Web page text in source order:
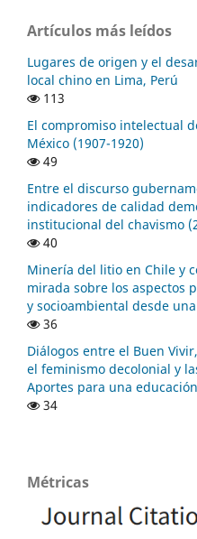
Artículos más leídos
Lugares de origen y el
local chino en Lima, Perú
113
El compromiso intelectual
México (1907-1920)
49
Entre el discurso
indicadores de calidad
institucional del chavismo
40
Minería del litio en Chile y
mirada sobre los aspectos
y socioambiental desde
36
Diálogos entre el Buen
el feminismo decolonial y
Aportes para una
34
Métricas